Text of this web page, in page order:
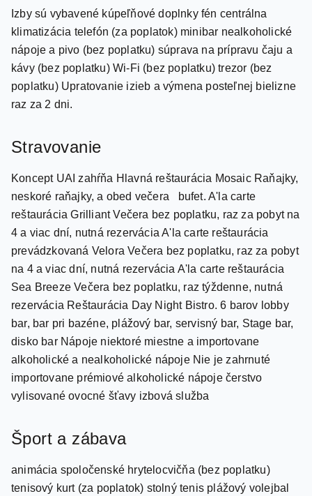
Izby sú vybavené kúpeľňové doplnky fén centrálna
klimatizácia telefón (za poplatok) minibar nealkoholické
nápoje a pivo (bez poplatku) súprava na prípravu čaju a
kávy (bez poplatku) Wi-Fi (bez poplatku) trezor (bez
poplatku) Upratovanie izieb a výmena posteľnej bielizne
raz za 2 dni.
Stravovanie
Koncept UAI zahŕňa Hlavná reštaurácia Mosaic Raňajky,
neskoré raňajky, a obed večera bufet. A'la carte
reštaurácia Grilliant Večera bez poplatku, raz za pobyt na
4 a viac dní, nutná rezervácia A'la carte reštaurácia
prevádzkovaná Velora Večera bez poplatku, raz za pobyt
na 4 a viac dní, nutná rezervácia A'la carte reštaurácia
Sea Breeze Večera bez poplatku, raz týždenne, nutná
rezervácia Reštaurácia Day Night Bistro. 6 barov lobby
bar, bar pri bazéne, plážový bar, servisný bar, Stage bar,
disko bar Nápoje niektoré miestne a importovane
alkoholické a nealkoholické nápoje Nie je zahrnuté
importovane prémiové alkoholické nápoje čerstvo
vylisované ovocné šťavy izbová služba
Šport a zábava
animácia spoločenské hrytelocvičňa (bez poplatku)
tenisový kurt (za poplatok) stolný tenis plážový volejbal